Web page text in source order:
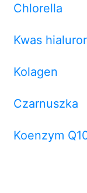
Chlorella
Kwas
Kolagen
Czarnuszka
Koenzym